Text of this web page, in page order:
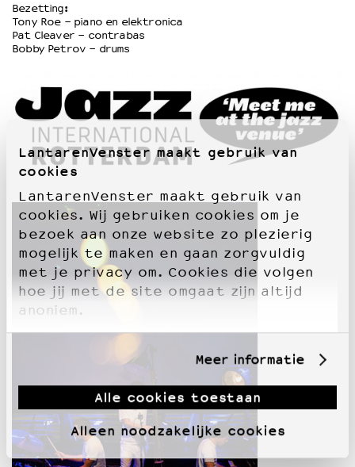
LantarenVenster maakt gebruik van
cookies
LantarenVenster maakt gebruik van
cookies. Wij gebruiken cookies om je
bezoek aan onze website zo plezierig
mogelijk te maken en gaan zorgvuldig
met je privacy om. Cookies die volgen
hoe jij met de site omgaat zijn altijd
anoniem.
Meer informatie
Alle cookies toestaan
Alleen noodzakelijke cookies
Bezetting:
Tony Roe - piano en elektronica
Pat Cleaver - contrabas
Bobby Petrov - drums